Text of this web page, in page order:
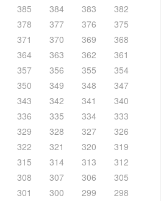
385 384 383
382
378 377 376
375
371 370 369
368
364 363 362
361
357 356 355
354
350 349 348
347
343 342 341
340
336 335 334
333
329 328 327
326
322 321 320
319
315 314 313
312
308 307 306
305
301 300 299
298